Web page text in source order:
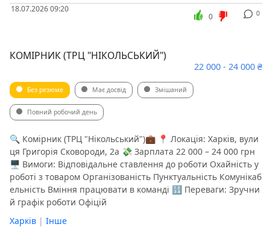
18.07.2026 09:20 0
0
КОМІРНИК (ТРЦ "НІКОЛЬСЬКИЙ")
22 000 - 24 000 ₴
Без резюме Має досвід Змішаний
Повний робочий день
🔍 Комірник (ТРЦ "Нікольський")💼 📍 Локація: Харків, вули
ця Григорія Сковороди, 2а 💸 Зарплата 22 000 – 24 000 грн
🖥 Вимоги: Відповідальне ставлення до роботи Охайність у
роботі з товаром Організованість Пунктуальність Комунікаб
ельність Вміння працювати в команді 🔢 Переваги: Зручни
й графік роботи Офіцій
Харків | Інше